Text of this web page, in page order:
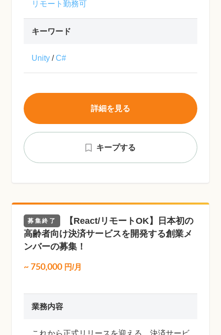
リモート勤務可
キーワード
Unity /C#
キープする
詳細を見る
募集終了
【React/リモートOK】日本初の
高齢者向け決済サービスを開発する創業メ
ンバーの募集！
~ 750,000 円/月
業務内容
これから正式リリースを迎える、決済サービ